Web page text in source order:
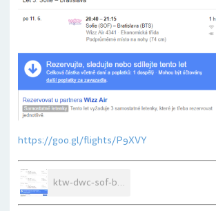
https://goo.gl/flights/P9XVY
ktw-dwc-sof-bts.png